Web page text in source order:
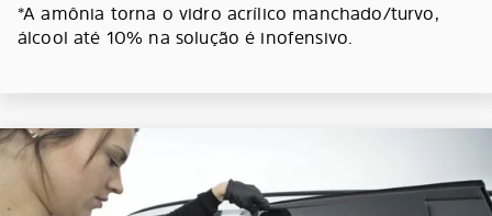
*A amônia torna o vidro acrílico manchado/turvo,
álcool até 10% na solução é inofensivo.